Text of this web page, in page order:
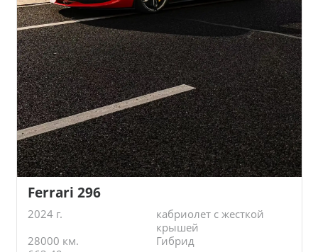
Ferrari 296
2024 г.
кабриолет с жесткой
крышей
28000 км.
Гибрид